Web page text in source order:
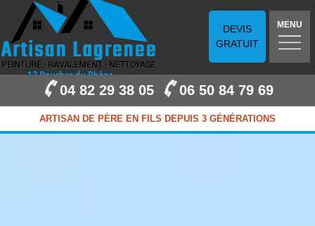
DEVIS
GRATUIT
MENU
04 82 29 38 05 06 50 84 79 69
ARTISAN DE PÈRE EN FILS DEPUIS 3 GÉNÉRATIONS